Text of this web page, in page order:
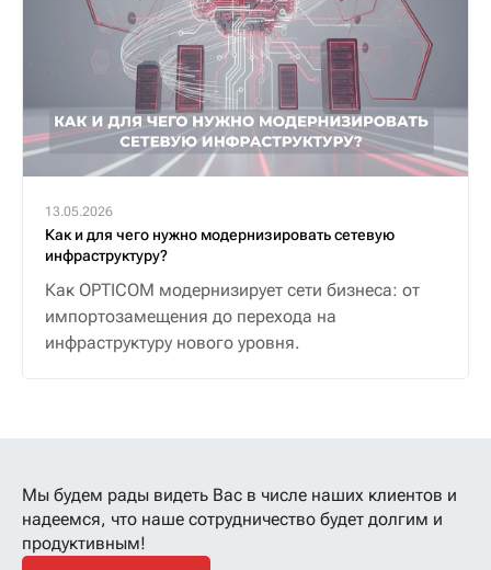
13.05.2026
Как и для чего нужно модернизировать сетевую
инфраструктуру?
Как OPTICOM модернизирует сети бизнеса: от
импортозамещения до перехода на
инфраструктуру нового уровня.
Мы будем рады видеть Вас в числе наших клиентов и
надеемся, что наше сотрудничество будет долгим и
продуктивным!